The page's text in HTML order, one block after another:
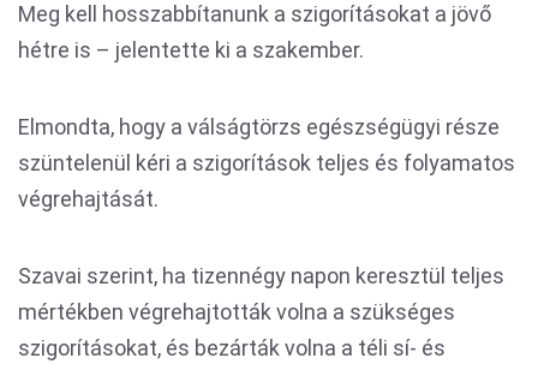
Meg kell hosszabbítanunk a szigorításokat a jövő
hétre is – jelentette ki a szakember.
Elmondta, hogy a válságtörzs egészségügyi része
szüntelenül kéri a szigorítások teljes és folyamatos
végrehajtását.
Szavai szerint, ha tizennégy napon keresztül teljes
mértékben végrehajtották volna a szükséges
szigorításokat, és bezárták volna a téli sí- és